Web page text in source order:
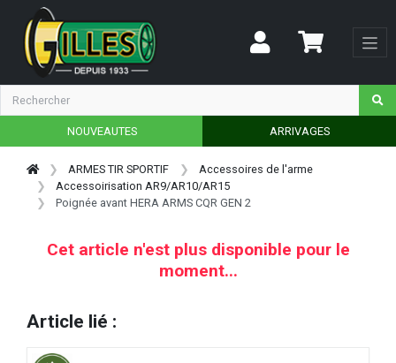
NOUVEAUTES ARRIVAGES
ARMES TIR SPORTIF
Accessoires de l'arme
Accessoirisation AR9/AR10/AR15
Poignée avant HERA ARMS CQR GEN 2
Cet article n'est plus disponible pour le
moment...
Article lié :